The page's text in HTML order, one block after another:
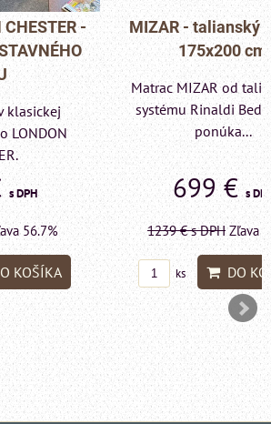
matrac
cm
talianskeho
System
s DPH
43.6%
KOŠÍKA
Pohovka LONDON
- VÝPREDAJ
KUSU
Pre milovníkov
elegancie kreslo a
LONDON
599 €s
1415 €s DPH Zľava
ks DO